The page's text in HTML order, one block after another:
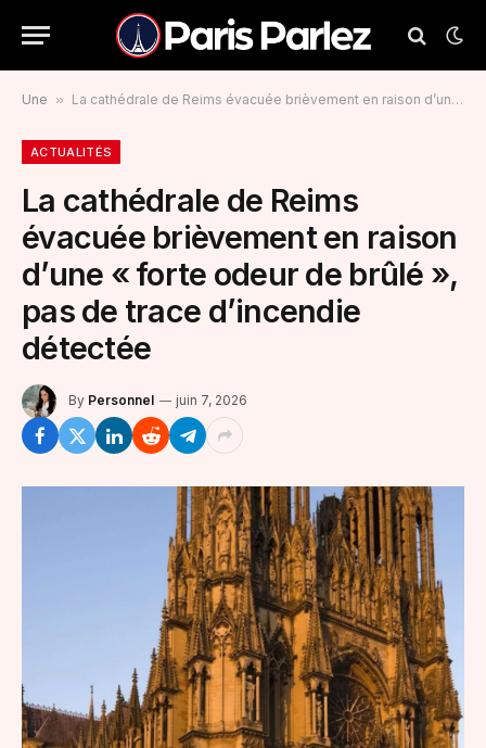
Une » La cathédrale de Reims évacuée brièvement en raison d’une « forte odeur de brûlé », pas de trace d’incendie détectée
ACTUALITÉS
La cathédrale de Reims
évacuée brièvement en raison
d’une « forte odeur de brûlé »,
pas de trace d’incendie
détectée
By Personnel juin 7, 2026